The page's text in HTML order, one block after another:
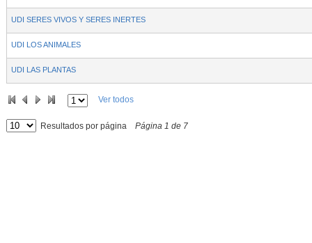
UDI SERES VIVOS Y SERES INERTES
UDI LOS ANIMALES
UDI LAS PLANTAS
Ver todos
Resultados por página Página 1 de 7